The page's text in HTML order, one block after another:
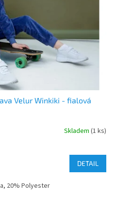
Velur Winkiki - fialová
Skladem (1 ks)
DETAIL
20% Polyester